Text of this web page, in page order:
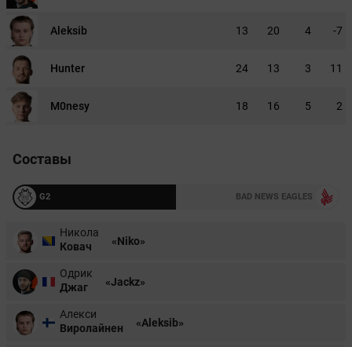
Aleksib 13 20 4 -7
Hunter 24 13 3 11
M0nesy 18 16 5 2
Составы
G2 BAD NEWS EAGLES
Никола
Ковач
«Niko»
Одрик
Джаг
«Jackz»
Алекси
Виролайнен
«Aleksib»